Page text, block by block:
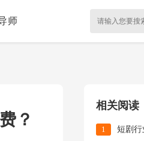
师
？
相关阅读
1 短剧行